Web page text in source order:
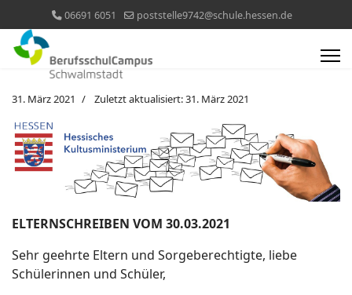
06691 6051 poststelle9742@schule.hessen.de
31. März 2021 Zuletzt aktualisiert: 31. März 2021
ELTERNSCHREIBEN VOM 30.03.2021
Sehr geehrte Eltern und Sorgeberechtigte, liebe
Schülerinnen und Schüler,